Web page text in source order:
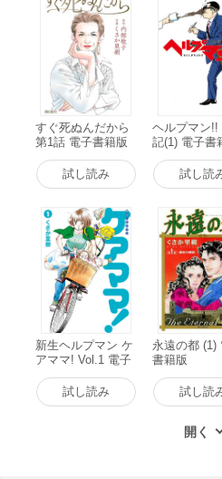
すぐ死ぬんだから
第1話 電子書籍版
試し読み
ヘルプマン!!
記(1) 電子書
試し読
新生ヘルプマン ケ
アママ! Vol.1 電子
書籍版
試し読み
永遠の都 (1)
書籍版
試し読